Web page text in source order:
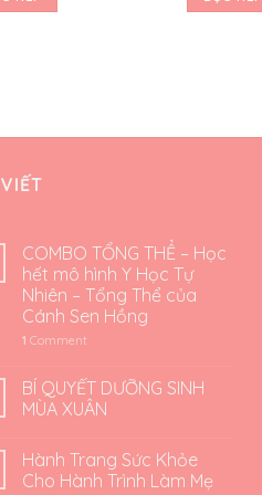
COMBO TỔNG THỂ – Học
hết mô hình Y Học Tự
Nhiên – Tổng Thể của
Cánh Sen Hồng
1 Comment
BÍ QUYẾT DƯỠNG SINH
MÙA XUÂN
Hành Trang Sức Khỏe
Cho Hành Trình Làm Mẹ